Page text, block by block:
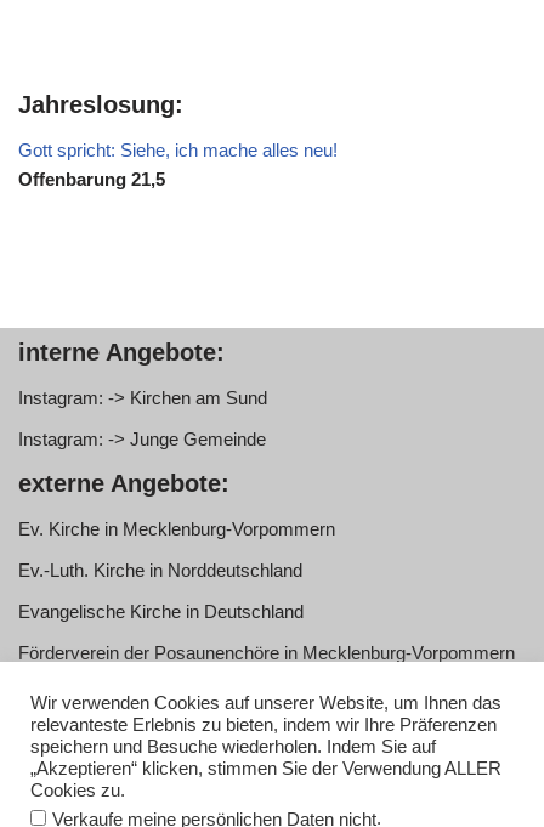
Jahreslosung:
Gott spricht: Siehe, ich mache alles neu!
Offenbarung 21,5
interne Angebote:
Instagram: -> Kirchen am Sund
Instagram: -> Junge Gemeinde
externe Angebote:
Ev. Kirche in Mecklenburg-Vorpommern
Ev.-Luth. Kirche in Norddeutschland
Evangelische Kirche in Deutschland
Förderverein der Posaunenchöre in Mecklenburg-Vorpommern
Service:
Anmelden
Impressum
Wir verwenden Cookies auf unserer Website, um Ihnen das
relevanteste Erlebnis zu bieten, indem wir Ihre Präferenzen
speichern und Besuche wiederholen. Indem Sie auf
„Akzeptieren“ klicken, stimmen Sie der Verwendung ALLER
Cookies zu.
Verkaufe meine persönlichen Daten nicht.